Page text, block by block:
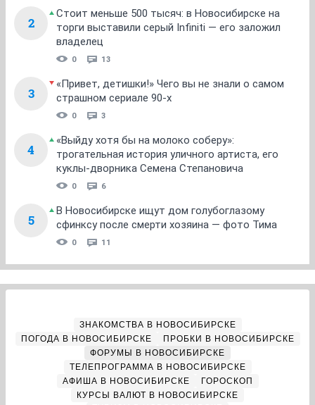
2
Стоит меньше 500 тысяч: в Новосибирске на
торги выставили серый Infiniti — его заложил
владелец
0 13
3
«Привет, детишки!» Чего вы не знали о самом
страшном сериале 90-х
0 3
4
«Выйду хотя бы на молоко соберу»:
трогательная история уличного артиста, его
куклы-дворника Семена Степановича
0 6
5
В Новосибирске ищут дом голубоглазому
сфинксу после смерти хозяина — фото Тима
0 11
ЗНАКОМСТВА В НОВОСИБИРСКЕ
ПОГОДА В НОВОСИБИРСКЕ
ПРОБКИ В НОВОСИБИРСКЕ
ФОРУМЫ В НОВОСИБИРСКЕ
ТЕЛЕПРОГРАММА В НОВОСИБИРСКЕ
АФИША В НОВОСИБИРСКЕ
ГОРОСКОП
КУРСЫ ВАЛЮТ В НОВОСИБИРСКЕ